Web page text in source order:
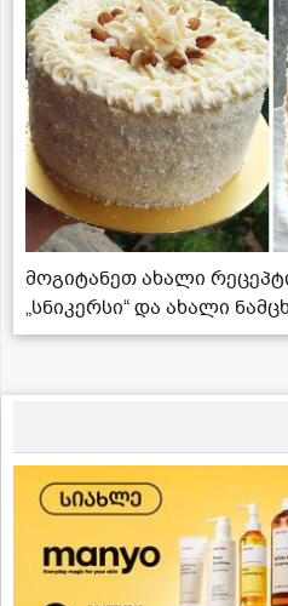
მოგიტანეთ ახალი
„სნიკერსი“ და ახალი